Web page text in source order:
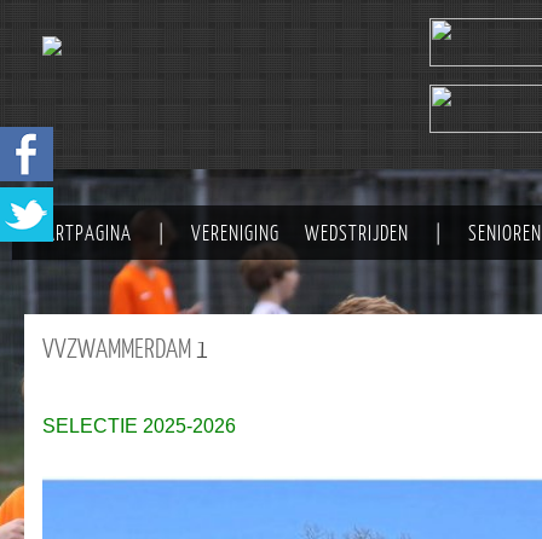
STARTPAGINA VERENIGING WEDSTRIJDEN SENIOREN
VVZWAMMERDAM1
SELECTIE 2025-2026